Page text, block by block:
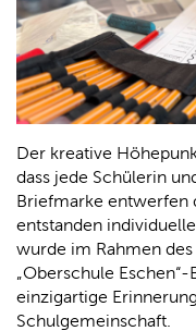
Der kreative
dass jede Schülerin
Briefmarke entwerfen
entstanden
wurde im Rahmen
„Oberschule
einzigartige
Schulgemeinschaft.